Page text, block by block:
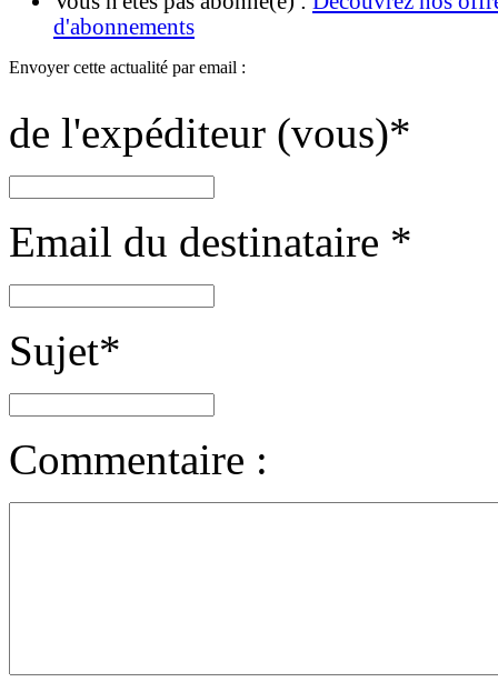
d'abonnements
Envoyer cette actualité par email :
de l'expéditeur (vous)*
Email du destinataire *
Sujet*
Commentaire :